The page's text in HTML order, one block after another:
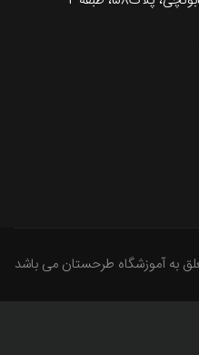
به آموزشگاه طرحستان می باشد